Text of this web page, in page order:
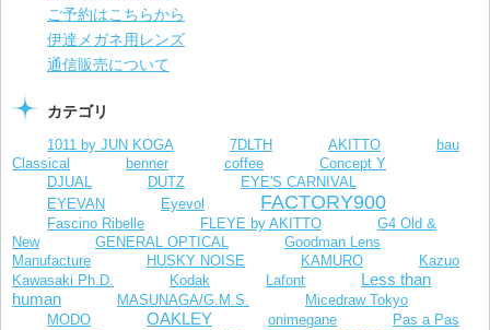
ご予約はこちらから
伊達メガネ用レンズ
通信販売について
カテゴリ
1011 by JUN KOGA 7DLTH AKITTO
bau
Classical
benner coffee Concept Y
DJUAL DUTZ
EYE'S CARNIVAL
EYEVAN
Eyevol FACTORY900
Fascino Ribelle FLEYE by AKITTO
G4 Old &
New
GENERAL OPTICAL
Goodman Lens
Manufacture
HUSKY NOISE KAMURO
Kazuo
Kawasaki Ph.D.
Kodak Lafont
Less than
human
MASUNAGA/G.M.S.
Micedraw Tokyo
MODO
OAKLEY onimegane
Pas a Pas